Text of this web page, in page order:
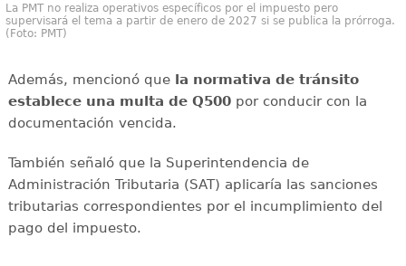
La PMT no realiza operativos específicos por el impuesto pero
supervisará el tema a partir de enero de 2027 si se publica la prórroga.
(Foto: PMT)
Además, mencionó que la normativa de tránsito
establece una multa de Q500por conducir con la
documentación vencida.
También señaló que la Superintendencia de
Administración Tributaria (SAT) aplicaría las sanciones
tributarias correspondientes por el incumplimiento del
pago del impuesto.